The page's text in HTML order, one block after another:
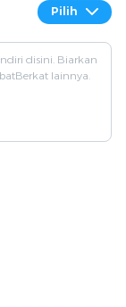
Pilih